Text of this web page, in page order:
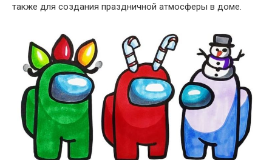
также для создания праздничной атмосферы в доме.